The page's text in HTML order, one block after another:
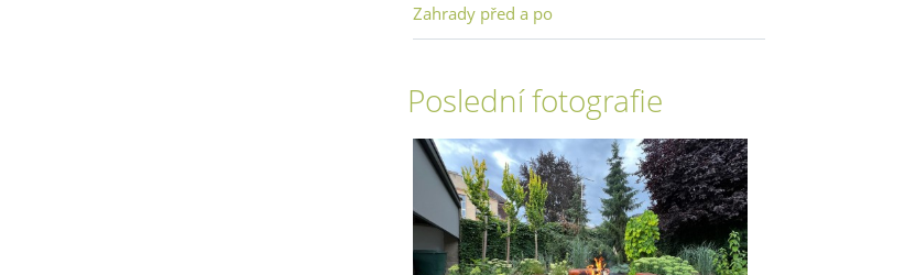
Zahrady před a po
Poslední fotografie